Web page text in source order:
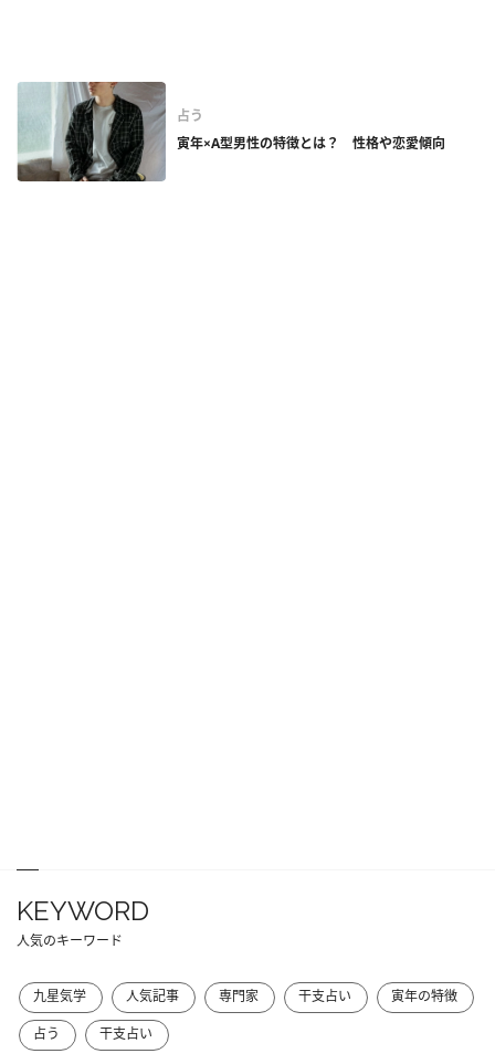
占う
寅年×A型男性の特徴とは？ 性格や恋愛傾向
KEYWORD
人気のキーワード
九星気学 人気記事 専門家 干支占い
寅年の特徴
占う
干支占い